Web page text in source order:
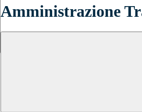
Amministrazione